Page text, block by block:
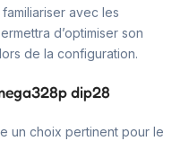
avec les
d’optimiser son
de la configuration.
dip28
un choix pertinent pour le